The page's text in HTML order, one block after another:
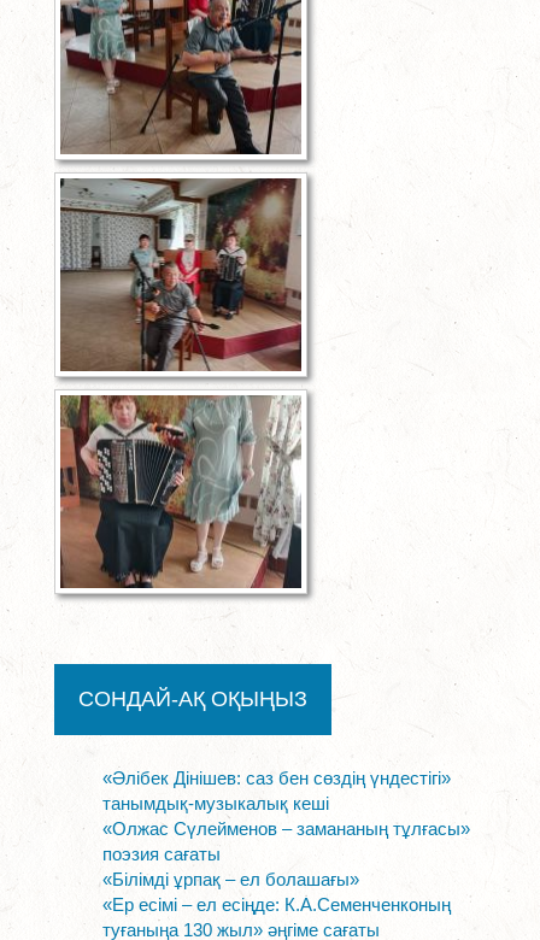
СОНДАЙ-АҚ ОҚЫҢЫЗ
«Әлібек Дінішев: саз бен сөздің үндестігі»
танымдық-музыкалық кеші
«Олжас Сүлейменов – замананың тұлғасы»
поэзия сағаты
«Білімді ұрпақ – ел болашағы»
«Ер есімі – ел есіңде: К.А.Семенченконың
туғаныңа 130 жыл» әңгіме сағаты